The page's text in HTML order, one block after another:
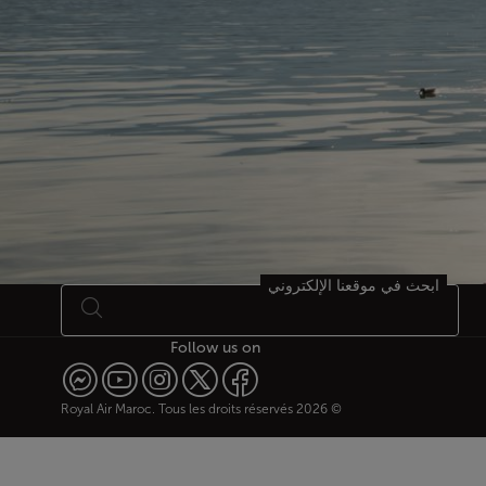
ابحث في موقعنا الإلكتروني
Follow us on
© 2026 Royal Air Maroc. Tous les droits réservés